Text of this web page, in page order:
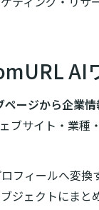
AI
ページから企業
サイト・業種
フィールへ変
ェクトにまと